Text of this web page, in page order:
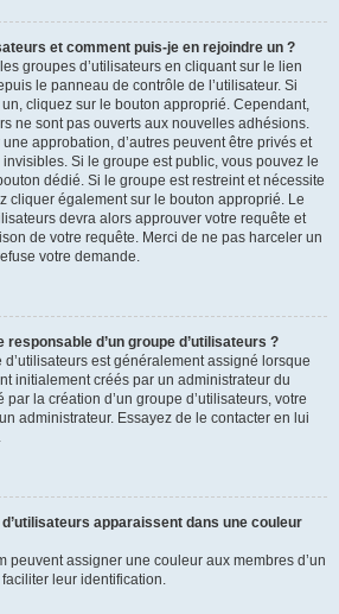
et comment puis-je en rejoindre un ?
groupes d’utilisateurs en cliquant sur le lien
le panneau de contrôle de l’utilisateur. Si
cliquez sur le bouton approprié. Cependant,
ne sont pas ouverts aux nouvelles adhésions.
approbation, d’autres peuvent être privés et
invisibles. Si le groupe est public, vous pouvez le
dédié. Si le groupe est restreint et nécessite
cliquer également sur le bouton approprié. Le
devra alors approuver votre requête et
de votre requête. Merci de ne pas harceler un
votre demande.
d’un groupe d’utilisateurs ?
d’utilisateurs est généralement assigné lorsque
initialement créés par un administrateur du
la création d’un groupe d’utilisateurs, votre
administrateur. Essayez de le contacter en lui
apparaissent dans une couleur
peuvent assigner une couleur aux membres d’un
leur identification.